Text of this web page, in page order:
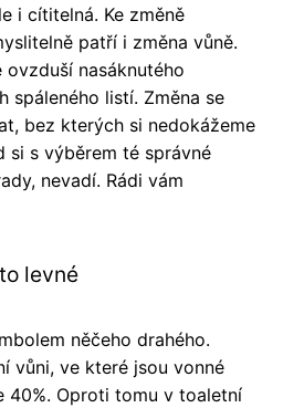
i cítitelná. Ke změně
patří i změna vůně.
ovzduší nasáknutého
spáleného listí. Změna se
bez kterých si nedokážeme
si s výběrem té správné
nevadí. Rádi vám
levné
něčeho drahého.
vůni, ve které jsou vonné
40%. Oproti tomu v toaletní